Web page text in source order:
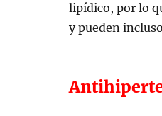
lipídico, por lo
y pueden